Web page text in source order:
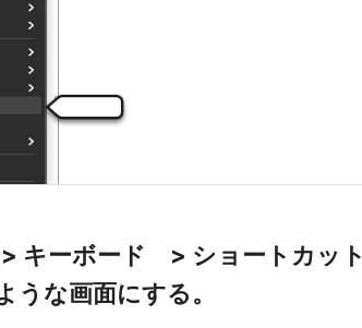
キーボード > ショートカッ
うな画面にする。